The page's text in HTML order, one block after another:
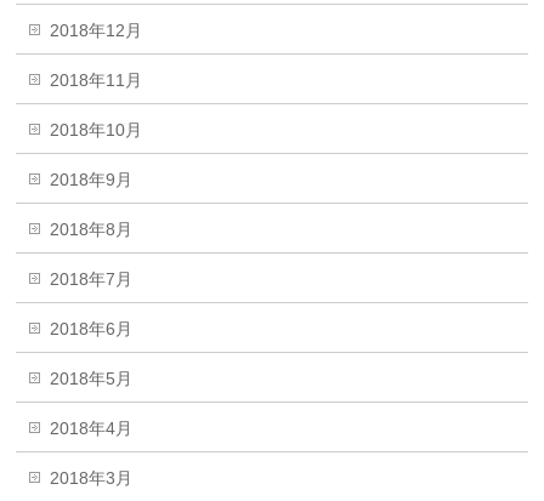
2018年12月
2018年11月
2018年10月
2018年9月
2018年8月
2018年7月
2018年6月
2018年5月
2018年4月
2018年3月